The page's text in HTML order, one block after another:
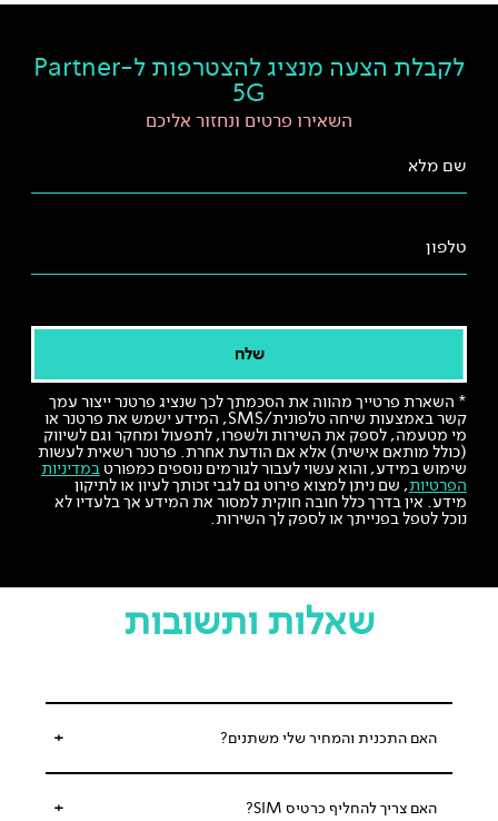
לקבלת הצעה מנציג להצטרפות ל-Partner
5G
השאירו פרטים ונחזור אליכם
שם מלא
טלפון
שלח
* השארת פרטייך מהווה את הסכמתך לכך שנציג פרטנר ייצור עמך
קשר באמצעות שיחה טלפונית/SMS, המידע ישמש את פרטנר או
מי מטעמה, לספק את השירות ולשפרו, לתפעול ומחקר וגם לשיווק
(כולל מותאם אישית) אלא אם הודעת אחרת. פרטנר רשאית לעשות
שימוש במידע, והוא עשוי לעבור לגורמים נוספים כמפורטבמדיניות
הפרטיות, שם ניתן למצוא פירוט גם לגבי זכותך לעיון או לתיקון
מידע. אין בדרך כלל חובה חוקית למסור את המידע אך בלעדיו לא
נוכל לטפל בפנייתך או לספק לך השירות.
שאלות ותשובות
האם התכנית והמחיר שלי משתנים?
האם צריך להחליף כרטיס SIM?